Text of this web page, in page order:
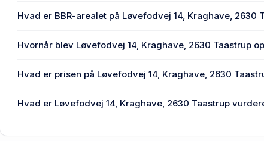
Hvad er BBR-arealet på Løvefodvej 14, Kraghave, 2630
Hvornår blev Løvefodvej 14, Kraghave, 2630 Taastrup
Hvad er prisen på Løvefodvej 14, Kraghave, 2630
Hvad er Løvefodvej 14, Kraghave, 2630 Taastrup